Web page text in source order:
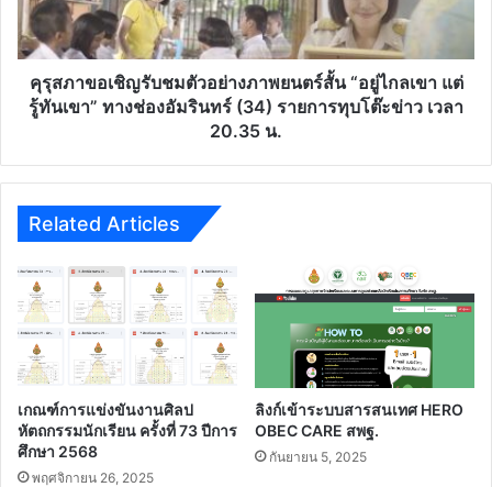
Coding
Online
for
Grade
Teacher
8)
ครู
สายบัว
(ไฟล์
*.doc)
แก้ไข
ตัวอย่าง
ภาพยนตร์
สั้น
“อยู่
ไกล
รู้ทัน
ทาง
ช่อง
นทร์
(34)
รายการ
ทุบ
โต๊ะ
ข่าว
เวลา
20.35
คุรุสภาขอเชิญรับชมตัวอย่างภาพยนตร์สั้น “อยู่ไกลเขา แต่
รู้ทันเขา” ทางช่องอัมรินทร์ (34) รายการทุบโต๊ะข่าว เวลา
20.35 น.
Related Articles
เกณฑ์การแข่งขันงานศิลป
หัตถกรรมนักเรียน ครั้งที่ 73 ปีการ
ศึกษา 2568
พฤศจิกายน 26, 2025
ลิงก์เข้าระบบสารสนเทศ HERO
OBEC CARE สพฐ.
กันยายน 5, 2025